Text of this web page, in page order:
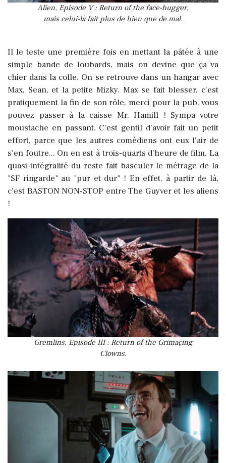
Alien, Episode V : Return of the face-hugger,
mais celui-là fait plus de bien que de mal.
Il le teste une première fois en mettant la pâtée à une
simple bande de loubards, mais on devine que ça va
chier dans la colle. On se retrouve dans un hangar avec
Max, Sean, et la petite Mizky. Max se fait blesser, c'est
pratiquement la fin de son rôle, merci pour la pub, vous
pouvez passer à la caisse Mr. Hamill ! Sympa votre
moustache en passant. C'est gentil d'avoir fait un petit
effort, parce que les autres comédiens ont eux l'air de
s'en foutre... On en est à trois-quarts d'heure de film. La
quasi-intégralité du reste fait basculer le métrage de la
"SF ringarde" au "pur et dur" ! En effet, à partir de là,
c'est BASTON NON-STOP entre The Guyver et les aliens
!
Gremlins, Episode III : Return of the Grimaçing
Clowns.